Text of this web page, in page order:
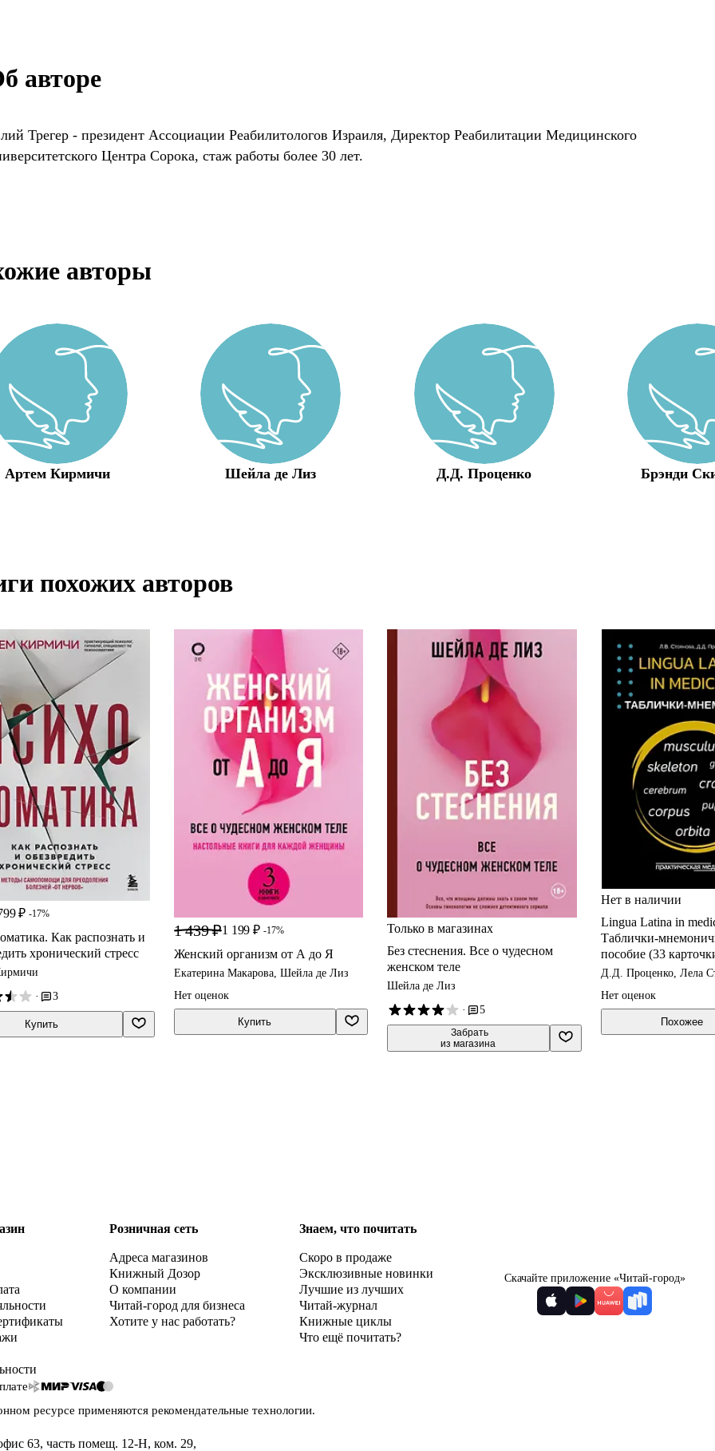
авторе
Трегер - президент Ассоциации Реабилитологов Израиля, Директор Реабилитации Медицинского
Центра Сорока, стаж работы более 30 лет.
авторы
Артем Кирмичи Шейла де Лиз Д.Д. Проценко Брэнди
похожих авторов
₽ -17%
Как распознать и
хронический стресс
·
3
Купить
1 439 ₽1 199 ₽ -17%
Женский организм от А до Я
Екатерина Макарова, Шейла де Лиз
Нет оценок
Купить
Только в магазинах
Без стеснения. Все о чудесном
женском теле
Шейла де Лиз
·
5
Забрать
из магазина
Нет в наличии
Lingua Latina in
Таблички-
пособие (33
Д.Д. Проценко, Лела
Нет оценок
Похожее
Розничная сеть
Адреса магазинов
Книжный Дозор
О компании
Читай-город для бизнеса
Хотите у нас работать?
Знаем, что почитать
Скоро в продаже
Эксклюзивные новинки
Лучшие из лучших
Читай-журнал
Книжные циклы
Что ещё почитать?
ресурсе применяются рекомендательные технологии.
Скачайте приложение «Читай-город»
63, часть помещ. 12-Н, ком. 29,